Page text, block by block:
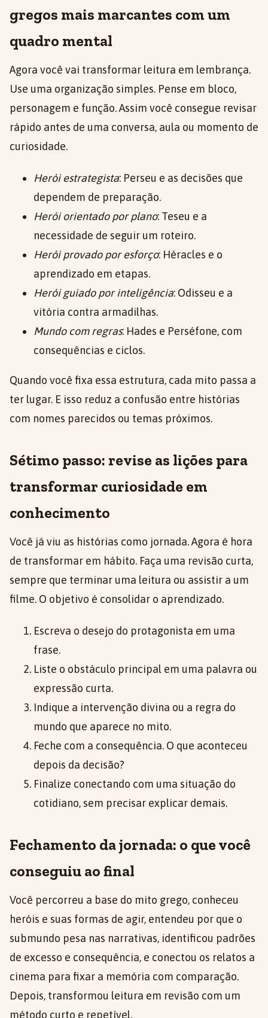
gregos mais marcantes com um
quadro mental
Agora você vai transformar leitura em lembrança.
Use uma organização simples. Pense em bloco,
personagem e função. Assim você consegue revisar
rápido antes de uma conversa, aula ou momento de
curiosidade.
Herói estrategista: Perseu e as decisões que
dependem de preparação.
Herói orientado por plano: Teseu e a
necessidade de seguir um roteiro.
Herói provado por esforço: Héracles e o
aprendizado em etapas.
Herói guiado por inteligência: Odisseu e a
vitória contra armadilhas.
Mundo com regras: Hades e Perséfone, com
consequências e ciclos.
Quando você fixa essa estrutura, cada mito passa a
ter lugar. E isso reduz a confusão entre histórias
com nomes parecidos ou temas próximos.
Sétimo passo: revise as lições para
transformar curiosidade em
conhecimento
Você já viu as histórias como jornada. Agora é hora
de transformar em hábito. Faça uma revisão curta,
sempre que terminar uma leitura ou assistir a um
filme. O objetivo é consolidar o aprendizado.
Escreva o desejo do protagonista em uma
frase.
Liste o obstáculo principal em uma palavra ou
expressão curta.
Indique a intervenção divina ou a regra do
mundo que aparece no mito.
Feche com a consequência. O que aconteceu
depois da decisão?
Finalize conectando com uma situação do
cotidiano, sem precisar explicar demais.
Fechamento da jornada: o que você
conseguiu ao final
Você percorreu a base do mito grego, conheceu
heróis e suas formas de agir, entendeu por que o
submundo pesa nas narrativas, identificou padrões
de excesso e consequência, e conectou os relatos a
cinema para fixar a memória com comparação.
Depois, transformou leitura em revisão com um
método curto e repetível.